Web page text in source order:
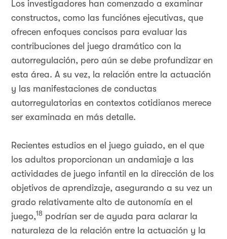
Los investigadores han comenzado a examinar
constructos, como las funciónes ejecutivas, que
ofrecen enfoques concisos para evaluar las
contribuciones del juego dramático con la
autorregulación, pero aún se debe profundizar en
esta área. A su vez, la relación entre la actuación
y las manifestaciones de conductas
autorregulatorias en contextos cotidianos merece
ser examinada en más detalle.
Recientes estudios en el juego guiado, en el que
los adultos proporcionan un andamiaje a las
actividades de juego infantil en la dirección de los
objetivos de aprendizaje, asegurando a su vez un
grado relativamente alto de autonomía en el
juego,18 podrían ser de ayuda para aclarar la
naturaleza de la relación entre la actuación y la